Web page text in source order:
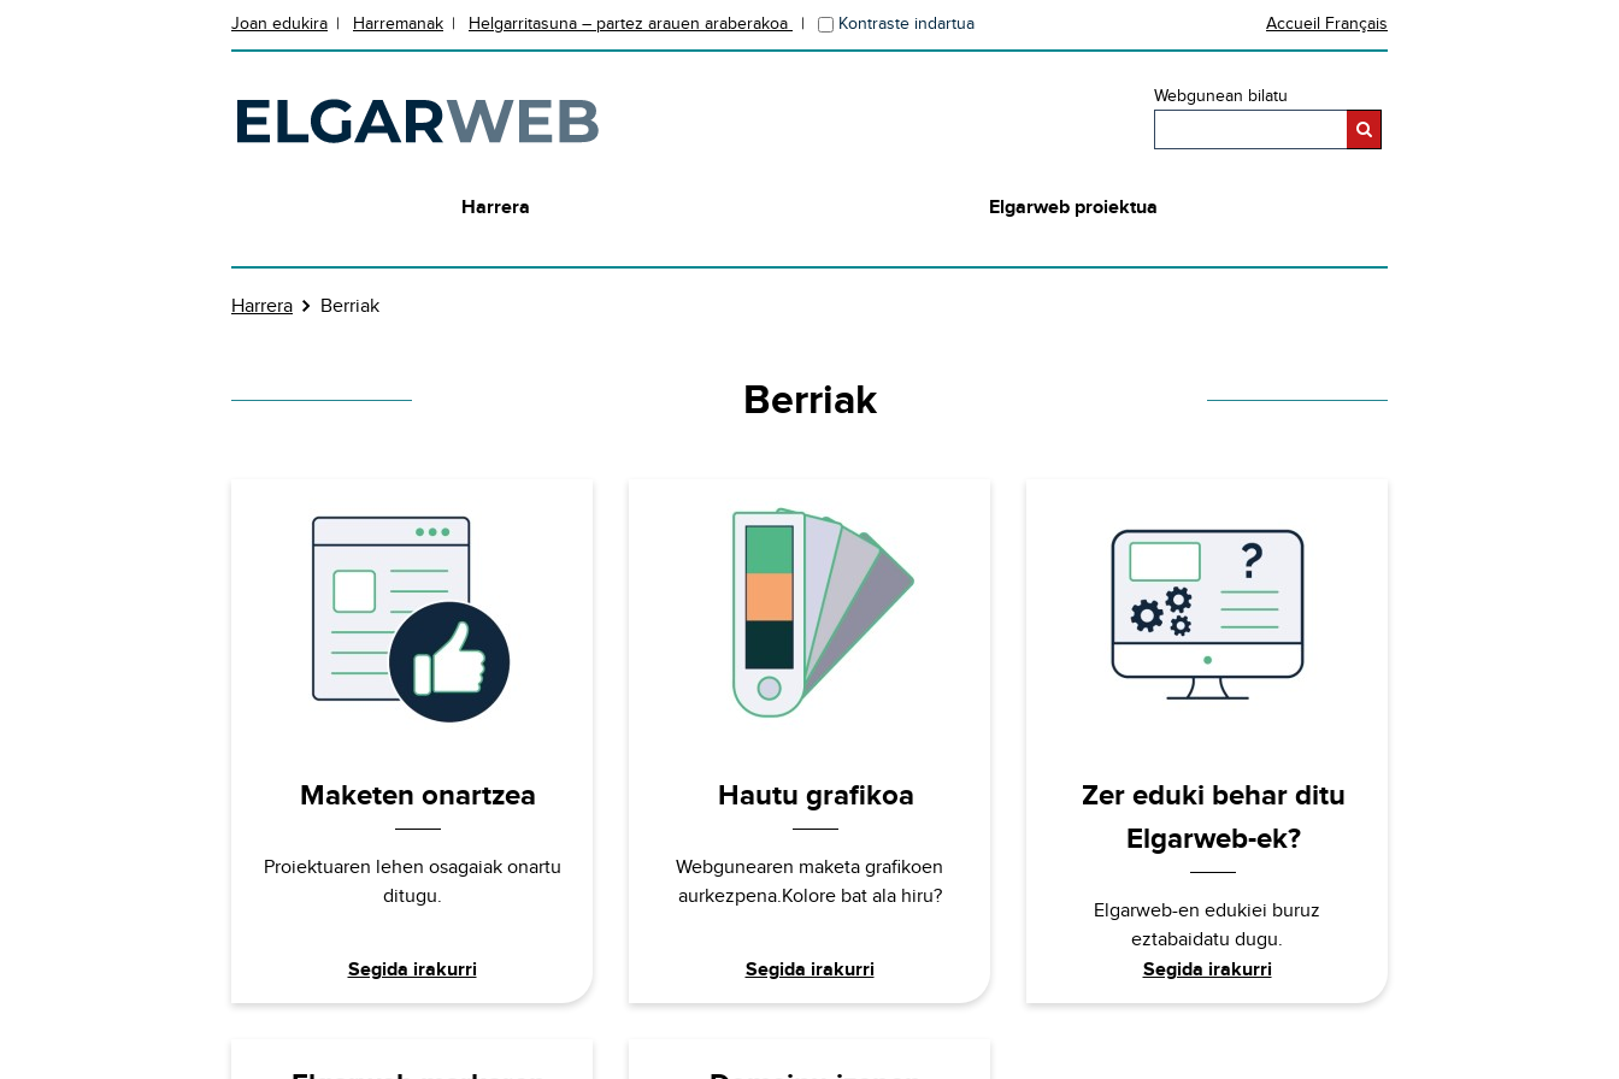
Joan edukira Harremanak Helgarritasuna – partez arauen araberakoa Kontraste indartua Accueil Français
Webgunean bilatu
Harrera Elgarweb proiektua
Harrera Berriak
Berriak
Maketen onartzea
Proiektuaren lehen osagaiak onartu
ditugu.
Segida irakurri
Hautu grafikoa
Webgunearen maketa grafikoen
aurkezpena.Kolore bat ala hiru?
Segida irakurri
Zer eduki behar ditu
Elgarweb-ek?
Elgarweb-en edukiei buruz
eztabaidatu dugu.
Segida irakurri